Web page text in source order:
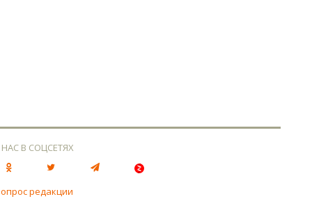
В СОЦСЕТЯХ
редакции